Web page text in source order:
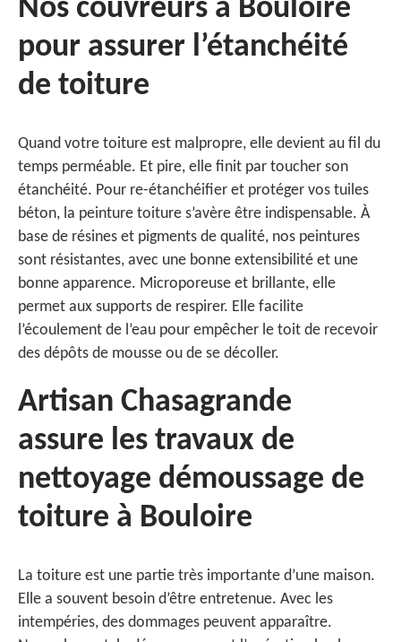
Nos couvreurs à Bouloire
pour assurer l’étanchéité
de toiture
Quand votre toiture est malpropre, elle devient au fil du
temps perméable. Et pire, elle finit par toucher son
étanchéité. Pour re-étanchéifier et protéger vos tuiles
béton, la peinture toiture s’avère être indispensable. À
base de résines et pigments de qualité, nos peintures
sont résistantes, avec une bonne extensibilité et une
bonne apparence. Microporeuse et brillante, elle
permet aux supports de respirer. Elle facilite
l’écoulement de l’eau pour empêcher le toit de recevoir
des dépôts de mousse ou de se décoller.
Artisan Chasagrande
assure les travaux de
nettoyage démoussage de
toiture à Bouloire
La toiture est une partie très importante d’une maison.
Elle a souvent besoin d’être entretenue. Avec les
intempéries, des dommages peuvent apparaître.